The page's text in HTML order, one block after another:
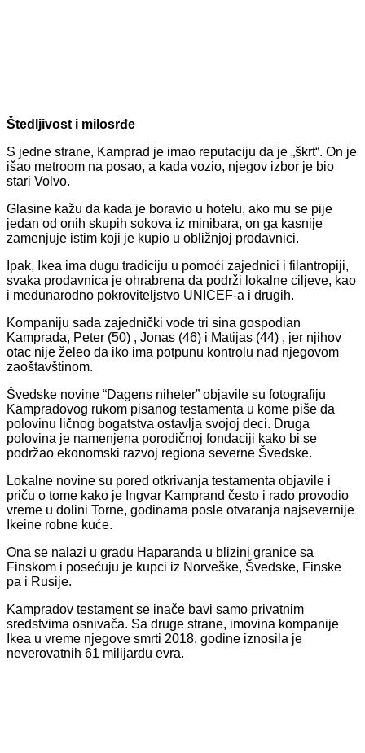
Štedljivost i milosrđe
S jedne strane, Kamprad je imao reputaciju da je „škrt“. On je
išao metroom na posao, a kada vozio, njegov izbor je bio
stari Volvo.
Glasine kažu da kada je boravio u hotelu, ako mu se pije
jedan od onih skupih sokova iz minibara, on ga kasnije
zamenjuje istim koji je kupio u obližnjoj prodavnici.
Ipak, Ikea ima dugu tradiciju u pomoći zajednici i filantropiji,
svaka prodavnica je ohrabrena da podrži lokalne ciljeve, kao
i međunarodno pokroviteljstvo UNICEF-a i drugih.
Kompaniju sada zajednički vode tri sina gospodian
Kamprada, Peter (50) , Jonas (46) i Matijas (44) , jer njihov
otac nije želeo da iko ima potpunu kontrolu nad njegovom
zaoštavštinom.
Švedske novine “Dagens niheter” objavile su fotografiju
Kampradovog rukom pisanog testamenta u kome piše da
polovinu ličnog bogatstva ostavlja svojoj deci. Druga
polovina je namenjena porodičnoj fondaciji kako bi se
podržao ekonomski razvoj regiona severne Švedske.
Lokalne novine su pored otkrivanja testamenta objavile i
priču o tome kako je Ingvar Kamprand često i rado provodio
vreme u dolini Torne, godinama posle otvaranja najsevernije
Ikeine robne kuće.
Ona se nalazi u gradu Haparanda u blizini granice sa
Finskom i posećuju je kupci iz Norveške, Švedske, Finske
pa i Rusije.
Kampradov testament se inače bavi samo privatnim
sredstvima osnivača. Sa druge strane, imovina kompanije
Ikea u vreme njegove smrti 2018. godine iznosila je
neverovatnih 61 milijardu evra.